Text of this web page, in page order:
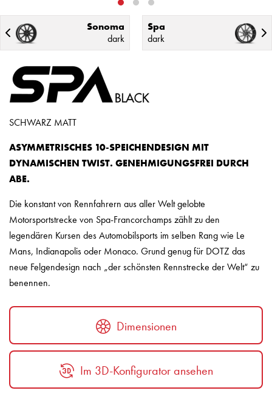
Sonoma
dark
Spa
dark
SCHWARZ MATT
ASYMMETRISCHES 10-SPEICHENDESIGN MIT
DYNAMISCHEN TWIST. GENEHMIGUNGSFREI DURCH
ABE.
Die konstant von Rennfahrern aus aller Welt gelobte
Motorsportstrecke von Spa-Francorchamps zählt zu den
legendären Kursen des Automobilsports im selben Rang wie Le
Mans, Indianapolis oder Monaco. Grund genug für DOTZ das
neue Felgendesign nach „der schönsten Rennstrecke der Welt“ zu
benennen.
Dimensionen
Im 3D-Konfigurator ansehen